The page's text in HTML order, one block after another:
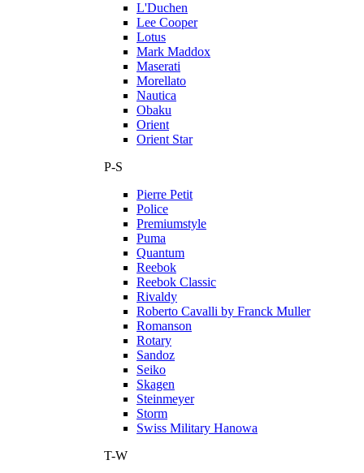
L'Duchen
Lee Cooper
Lotus
Mark Maddox
Maserati
Morellato
Nautica
Obaku
Orient
Orient Star
P-S
Pierre Petit
Police
Premiumstyle
Puma
Quantum
Reebok
Reebok Classic
Rivaldy
Roberto Cavalli by Franck Muller
Romanson
Rotary
Sandoz
Seiko
Skagen
Steinmeyer
Storm
Swiss Military Hanowa
T-W